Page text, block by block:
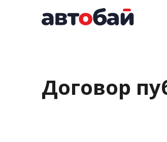
Договор